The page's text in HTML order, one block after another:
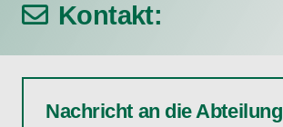
Kontakt:
Nachricht an die Abteilung